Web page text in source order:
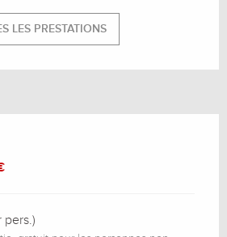
LES PRESTATIONS
pers.)